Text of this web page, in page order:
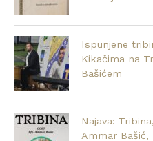
Ispunjene
Kikačima na
Bašićem
Najava:
Ammar Bašić,